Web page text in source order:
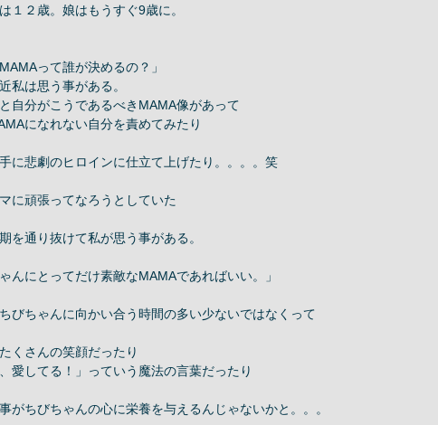
１２歳。娘はもうすぐ9歳に。
MAMAって誰が決めるの？」
私は思う事がある。
自分がこうであるべきMAMA像があって
になれない自分を責めてみたり
に悲劇のヒロインに仕立て上げたり。。。。笑
に頑張ってなろうとしていた
を通り抜けて私が思う事がある。
ゃんにとってだけ素敵なMAMAであればいい。」
びちゃんに向かい合う時間の多い少ないではなくって
くさんの笑顔だったり
、愛してる！」っていう魔法の言葉だったり
がちびちゃんの心に栄養を与えるんじゃないかと。。。